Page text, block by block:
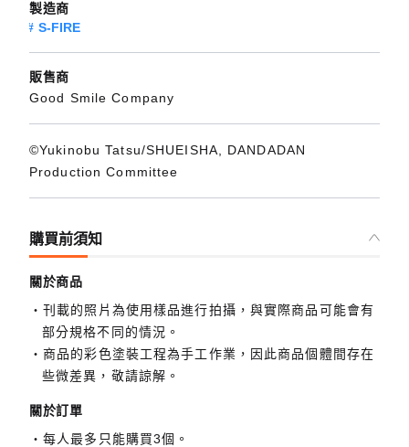
製造商
S-FIRE
販售商
Good Smile Company
©Yukinobu Tatsu/SHUEISHA, DANDADAN
Production Committee
購買前須知
關於商品
刊載的照片為使用樣品進行拍攝，與實際商品可能會有
部分規格不同的情況。
商品的彩色塗裝工程為手工作業，因此商品個體間存在
些微差異，敬請諒解。
關於訂單
每人最多只能購買3個。